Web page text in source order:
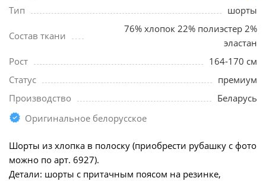
Тип
шорты
Состав ткани
76% хлопок 22% полиэстер 2%
эластан
Рост
164-170 см
Статус
премиум
Производство
Беларусь
Оригинальное белорусское
Шорты из хлопка в полоску (приобрести рубашку с фото
можно по арт. 6927).
Детали: шорты с притачным поясом на резинке,